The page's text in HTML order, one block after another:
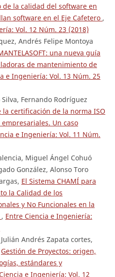
la calidad del software en
software en el Eje Cafetero ,
Vol. 12 Núm. 23 (2018)
Andrés Felipe Montoya
una nueva guía
de mantenimiento de
e Ingeniería: Vol. 13 Núm. 25
Fernando Rodríguez
certificación de la norma ISO
Un caso
e Ingeniería: Vol. 11 Núm.
Miguel Ángel Cohuó
González, Alonso Toro
El Sistema CHAMÍ para
la Calidad de los
y No Funcionales en la
, Entre Ciencia e Ingeniería:
Andrés Zapata cortes,
Gestión de Proyectos: origen,
estándares y
e Ingeniería: Vol. 12